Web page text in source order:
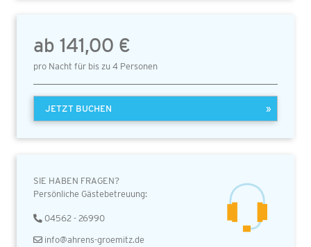
ab 141,00 €
pro Nacht für bis zu 4 Personen
JETZT BUCHEN »
SIE HABEN FRAGEN?
Persönliche Gästebetreuung:
04562 - 26990
info@ahrens-groemitz.de